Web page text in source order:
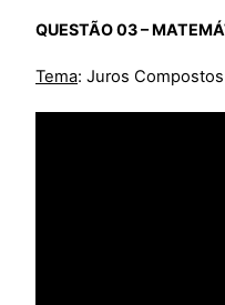
QUESTÃO 03 –
Tema: Juros Compostos